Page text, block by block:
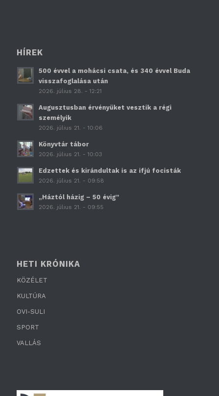
HÍREK
500 évvel a mohácsi csata, és 340 évvel Buda
visszafoglalása után
2026. július 28. - 12:21
Augusztusban érvényüket vesztik a régi
személyik
2026. július 21. - 10:06
Könyvtár tábor
2026. július 21. - 10:03
Edzettek és kirándultak is az ifjú focisták
2026. július 21. - 09:58
„Háztól házig – 50 évig”
2026. július 21. - 09:55
HETI KRÓNIKA
KÖZÉLET
KULTÚRA
OVI-SULI
SPORT
VALLÁS